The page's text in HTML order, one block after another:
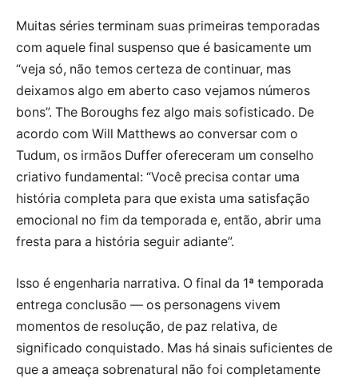
Muitas séries terminam suas primeiras temporadas
com aquele final suspenso que é basicamente um
“veja só, não temos certeza de continuar, mas
deixamos algo em aberto caso vejamos números
bons”. The Boroughs fez algo mais sofisticado. De
acordo com Will Matthews ao conversar com o
Tudum, os irmãos Duffer ofereceram um conselho
criativo fundamental: “Você precisa contar uma
história completa para que exista uma satisfação
emocional no fim da temporada e, então, abrir uma
fresta para a história seguir adiante”.
Isso é engenharia narrativa. O final da 1ª temporada
entrega conclusão — os personagens vivem
momentos de resolução, de paz relativa, de
significado conquistado. Mas há sinais suficientes de
que a ameaça sobrenatural não foi completamente